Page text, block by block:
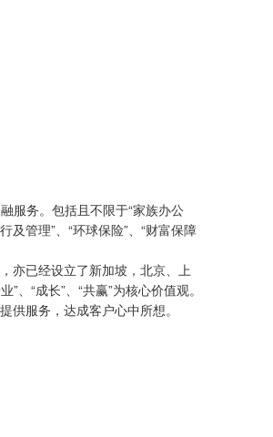
服务。包括且不限于“家族办公
及管理”、“环球保险”、“财富保障
亦已经设立了新加坡，北京、上
、“成长”、“共赢”为核心价值观。
供服务，达成客户心中所想。